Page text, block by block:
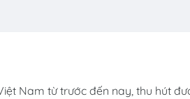
Nam từ trước đến nay, thu hút